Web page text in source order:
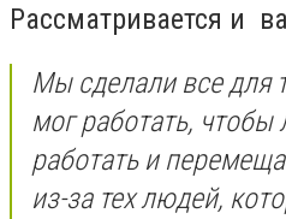
Рассматривается и
Мы сделали все для
мог работать,
работать и
из-за тех людей,